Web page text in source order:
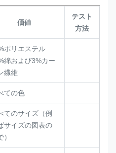
価値
テスト
方法
ポリエステル
綿および3%カー
繊維
ての色
てのサイズ（例
サイズの図表の
）